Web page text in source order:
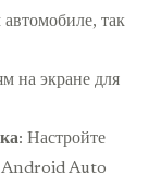
так
на экране для
: Настройте
Android Auto